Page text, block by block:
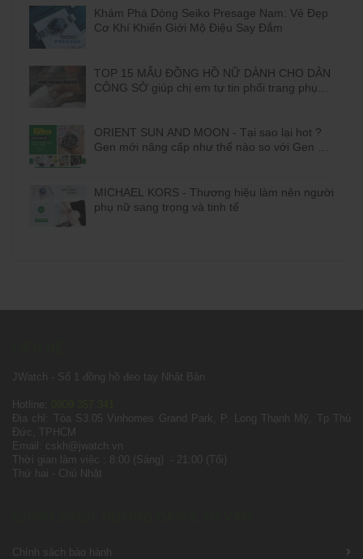
JWatch - Số 1 đồng hồ đeo tay Nhật Bản
Hotline:
Địa chỉ: Tòa S3.05 Vinhomes Grand Park, P. Long Thạnh Mỹ, Tp Thủ
Đức, TPHCM
Email: cskh@jwatch.vn
Thời gian làm việc : 8:00 (Sáng) - 21:00 (Tối)
Thứ hai - Chủ Nhật
Chính sách bảo hành
Khám Phá Dòng Seiko Presage Nam: Vẻ Đẹp
Cơ Khí Khiến Giới Mộ Điệu Say Đắm
TOP 15 MẪU ĐỒNG HỒ NỮ DÀNH CHO DÂN
CÔNG SỞ giúp chị em tự tin phối trang phục
ORIENT SUN AND MOON - Tại sao lại hot ?
Gen mới nâng cấp như thế nào so với Gen cũ
MICHAEL KORS - Thương hiệu làm nên người
phụ nữ sang trọng và tinh tế